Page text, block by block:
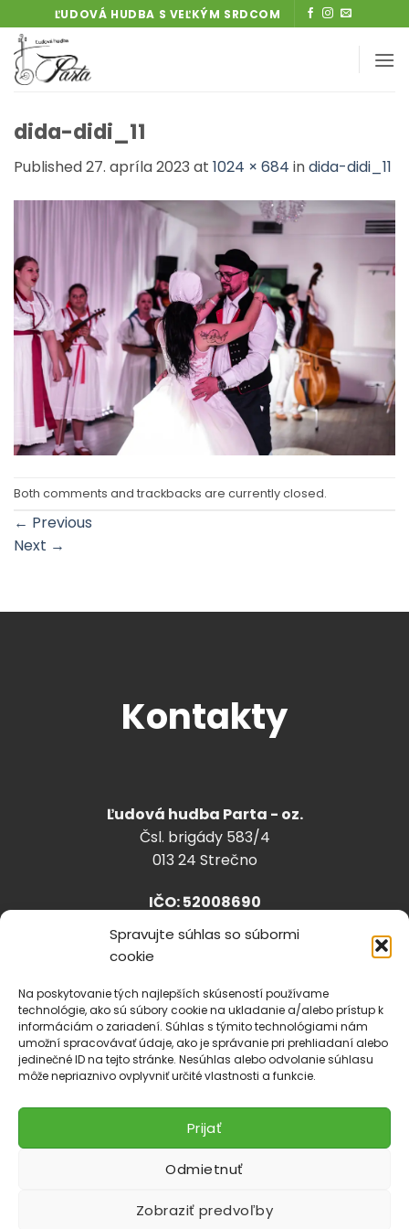
Spravujte súhlas so súbormi
cookie
Na poskytovanie tých najlepších skúseností používame
technológie, ako sú súbory cookie na ukladanie a/alebo prístup k
informáciám o zariadení. Súhlas s týmito technológiami nám
umožní spracovávať údaje, ako je správanie pri prehliadaní alebo
jedinečné ID na tejto stránke. Nesúhlas alebo odvolanie súhlasu
môže nepriaznivo ovplyvniť určité vlastnosti a funkcie.
Prijať
Odmietnuť
Zobraziť predvoľby
to
content
ĽUDOVÁ HUDBA S VEĽKÝM SRDCOM
dida-didi_11
Published27. apríla 2023 at 1024 × 684 indida-didi_11
Both comments and trackbacks are currently closed.
← Previous
Next →
Kontakty
Ľudová hudba Parta - oz.
Čsl. brigády 583/4
013 24 Strečno
IČO: 52008690
+421918 530 888
Cookies